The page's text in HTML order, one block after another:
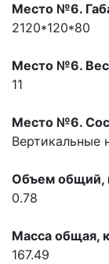
Место №6.
2120*120*80
Место №6.
11
Место №6.
Вертикальные
Объем общий,
0.78
Масса общая,
167.49